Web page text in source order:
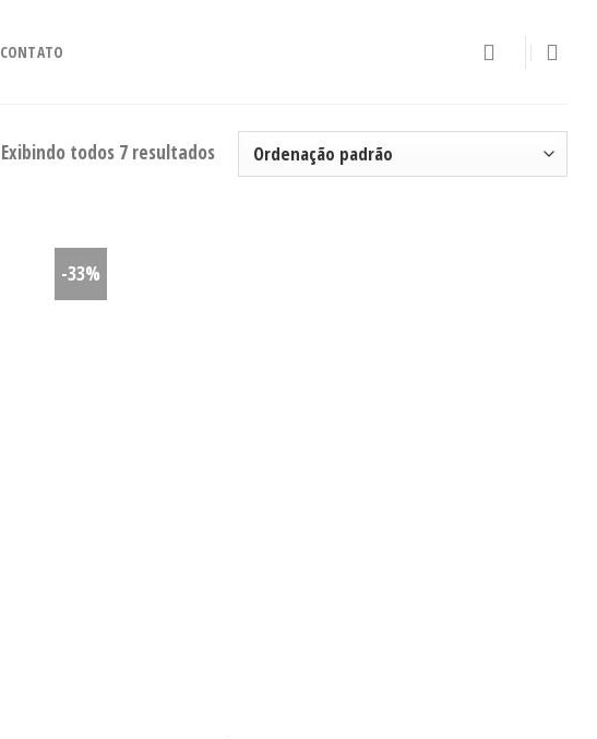
CONTATO
Exibindo todos 7 resultados
-33%